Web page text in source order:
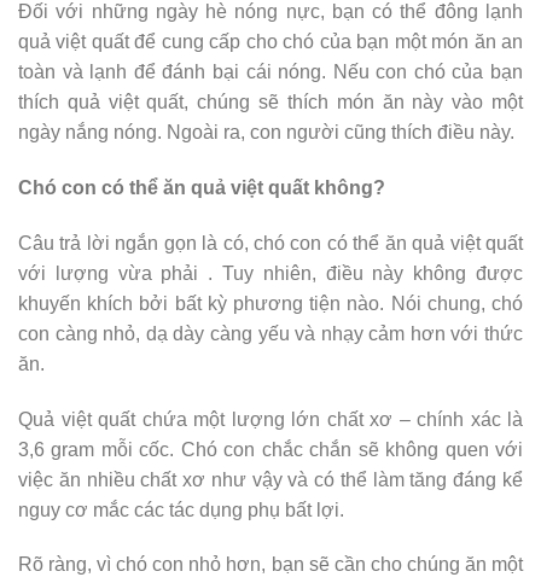
Đối với những ngày hè nóng nực, bạn có thể đông lạnh
quả việt quất để cung cấp cho chó của bạn một món ăn an
toàn và lạnh để đánh bại cái nóng. Nếu con chó của bạn
thích quả việt quất, chúng sẽ thích món ăn này vào một
ngày nắng nóng. Ngoài ra, con người cũng thích điều này.
Chó con có thể ăn quả việt quất không?
Câu trả lời ngắn gọn là có, chó con có thể ăn quả việt quất
với lượng vừa phải . Tuy nhiên, điều này không được
khuyến khích bởi bất kỳ phương tiện nào. Nói chung, chó
con càng nhỏ, dạ dày càng yếu và nhạy cảm hơn với thức
ăn.
Quả việt quất chứa một lượng lớn chất xơ – chính xác là
3,6 gram mỗi cốc. Chó con chắc chắn sẽ không quen với
việc ăn nhiều chất xơ như vậy và có thể làm tăng đáng kể
nguy cơ mắc các tác dụng phụ bất lợi.
Rõ ràng, vì chó con nhỏ hơn, bạn sẽ cần cho chúng ăn một